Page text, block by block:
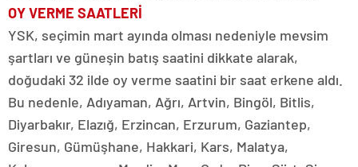
OY VERME SAATLERİ
YSK, seçimin mart ayında olması nedeniyle mevsim
şartları ve güneşin batış saatini dikkate alarak,
doğudaki 32 ilde oy verme saatini bir saat erkene aldı.
Bu nedenle, Adıyaman, Ağrı, Artvin, Bingöl, Bitlis,
Diyarbakır, Elazığ, Erzincan, Erzurum, Gaziantep,
Giresun, Gümüşhane, Hakkari, Kars, Malatya,